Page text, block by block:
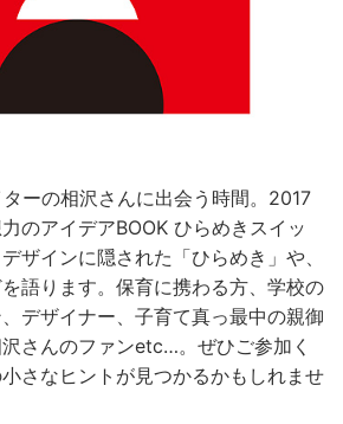
ーの相沢さんに出会う時間。2017
のアイデアBOOK ひらめきスイッ
ザインに隠された「ひらめき」や、
語ります。保育に携わる方、学校の
デザイナー、子育て真っ最中の親御
さんのファンetc…。ぜひご参加く
さなヒントが見つかるかもしれませ